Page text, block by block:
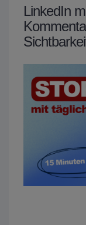
LinkedIn